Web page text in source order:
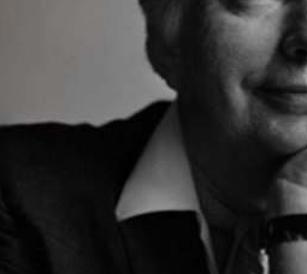
Scientology beschikbaar maken